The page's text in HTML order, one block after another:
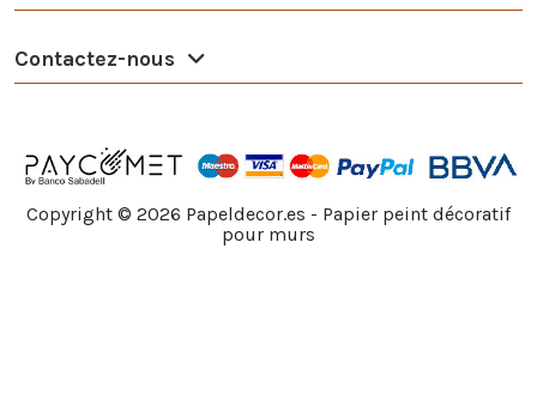
Contactez-nous
Copyright © 2026 Papeldecor.es - Papier peint décoratif
pour murs